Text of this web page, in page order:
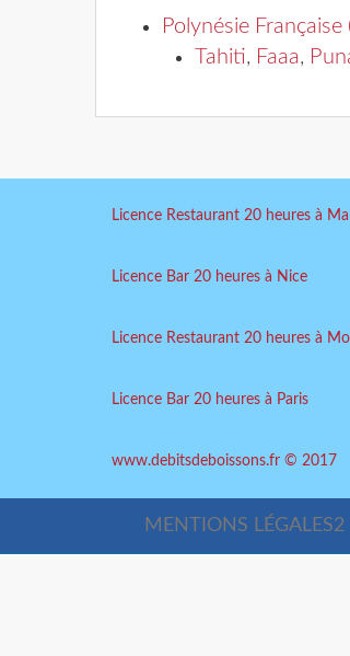
Polynésie Française
Tahiti, Faaa,
Licence Restaurant 20 heures à
Licence Bar 20 heures à Nice
Licence Restaurant 20 heures à
Licence Bar 20 heures à Paris
www.debitsdeboissons.fr © 2017
MENTIONS LÉGALES2